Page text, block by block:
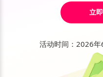
立
活动时间：2026